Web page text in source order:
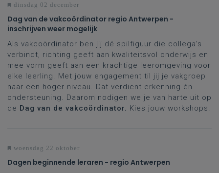
dinsdag 02 december
Dag van de vakcoördinator regio Antwerpen -
inschrijven weer mogelijk
Als vakcoördinator ben jij dé spilfiguur die collega’s
verbindt, richting geeft aan kwaliteitsvol onderwijs en
mee vorm geeft aan een krachtige leeromgeving voor
elke leerling. Met jouw engagement til jij je vakgroep
naar een hoger niveau. Dat verdient erkenning én
ondersteuning. Daarom nodigen we je van harte uit op
de Dag van de vakcoördinator. Kies jouw workshops.
woensdag 22 oktober
Dagen beginnende leraren - regio Antwerpen